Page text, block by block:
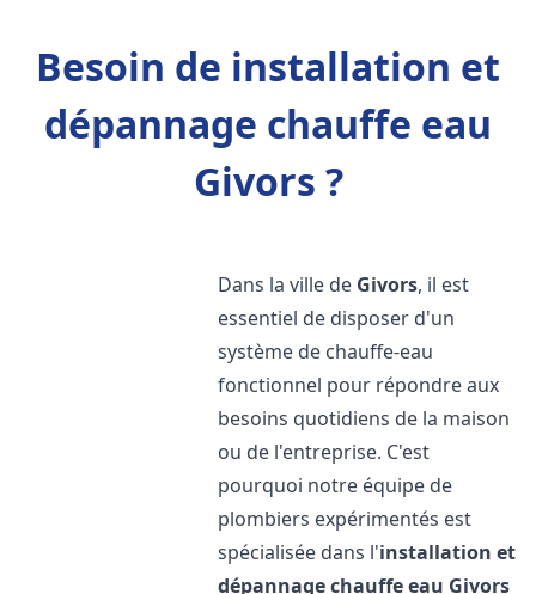
Besoin de installation et
dépannage chauffe eau
Givors ?
Dans la ville de Givors, il est
essentiel de disposer d'un
système de chauffe-eau
fonctionnel pour répondre aux
besoins quotidiens de la maison
ou de l'entreprise. C'est
pourquoi notre équipe de
plombiers expérimentés est
spécialisée dans l'installation et
dépannage chauffe eau Givors